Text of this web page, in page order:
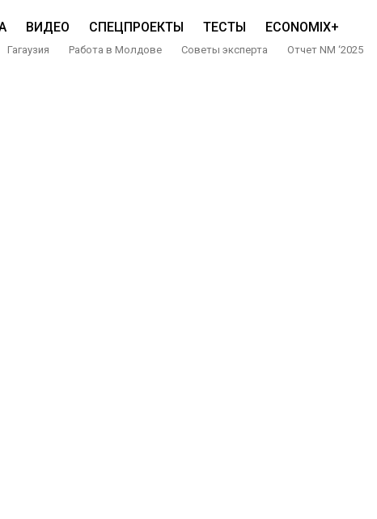
ВИДЕО СПЕЦПРОЕКТЫ ТЕСТЫ ECONOMIX+
Гагаузия Работа в Молдове Советы эксперта Отчет NM ‘2025